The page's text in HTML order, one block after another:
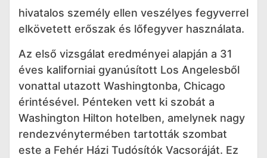
hivatalos személy ellen veszélyes fegyverrel
elkövetett erőszak és lőfegyver használata.
Az első vizsgálat eredményei alapján a 31
éves kaliforniai gyanúsított Los Angelesből
vonattal utazott Washingtonba, Chicago
érintésével. Pénteken vett ki szobát a
Washington Hilton hotelben, amelynek nagy
rendezvénytermében tartották szombat
este a Fehér Házi Tudósítók Vacsoráját. Ez